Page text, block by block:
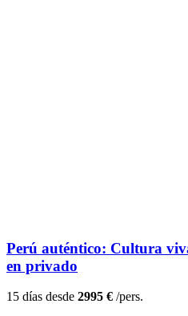
Perú auténtico: Cultura
en privado
15 días desde 2995 € /pers.